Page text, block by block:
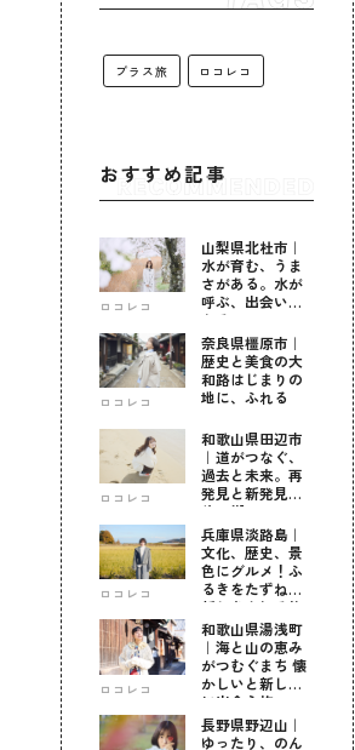
プラス旅 ロコレコ
おすすめ記事
ロコレコ
山梨県北杜市｜
水が育む、うま
さがある。水が
呼ぶ、出会いが
ある。
ロコレコ
奈良県橿原市｜
歴史と美食の大
和路はじまりの
地に、ふれる
ロコレコ
和歌山県田辺市
｜道がつなぐ、
過去と未来。再
発見と新発見の
待つ街へ
ロコレコ
兵庫県淡路島｜
文化、歴史、景
色にグルメ！ふ
るきをたずねて
新しきを知る旅
ロコレコ
和歌山県湯浅町
｜海と山の恵み
がつむぐまち 懐
かしいと新しい
に出会う旅
長野県野辺山｜
ゆったり、のん